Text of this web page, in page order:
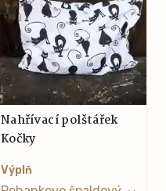
Nahřívací polštářek
Kočky
Výplň